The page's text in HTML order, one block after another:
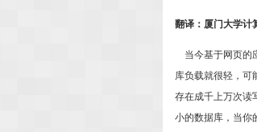
翻译：厦门大学计
当今基于网页的
库负载就很轻，可
存在成千上万次读
小的数据库，当你